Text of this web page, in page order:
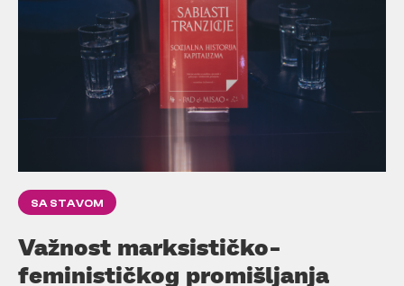
SA STAVOM
Važnost marksističko-
feminističkog promišljanja